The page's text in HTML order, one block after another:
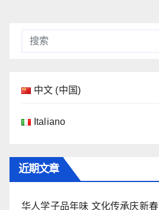
中文 (中国)
Italiano
近期文章
华人学子品年味 文化传承庆新春